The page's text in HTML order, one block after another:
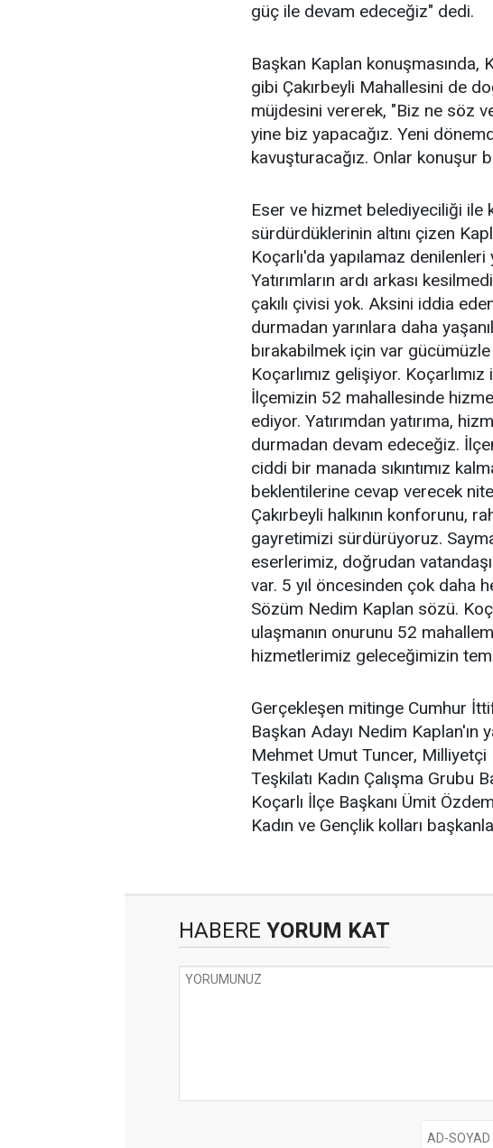
güç ile devam edeceğiz" dedi.
Başkan Kaplan konuşmasında,
gibi Çakırbeyli Mahallesini de
müjdesini vererek, "Biz ne söz
yine biz yapacağız. Yeni
kavuşturacağız. Onlar konuşur
Eser ve hizmet belediyeciliği ile
sürdürdüklerinin altını çizen
Koçarlı'da yapılamaz
Yatırımların ardı arkası
çakılı çivisi yok. Aksini iddia
durmadan yarınlara daha
bırakabilmek için var gücümüzle
Koçarlımız gelişiyor.
İlçemizin 52 mahallesinde
ediyor. Yatırımdan yatırıma,
durmadan devam edeceğiz.
ciddi bir manada sıkıntımız
beklentilerine cevap verecek
Çakırbeyli halkının konforunu,
gayretimizi sürdürüyoruz.
eserlerimiz, doğrudan
var. 5 yıl öncesinden çok daha
Sözüm Nedim Kaplan sözü.
ulaşmanın onurunu 52
hizmetlerimiz geleceğimizin
Gerçekleşen mitinge Cumhur
Başkan Adayı Nedim Kaplan'ın
Mehmet Umut Tuncer,
Teşkilatı Kadın Çalışma Grubu
Koçarlı İlçe Başkanı Ümit
Kadın ve Gençlik kolları
HABERE YORUM KAT